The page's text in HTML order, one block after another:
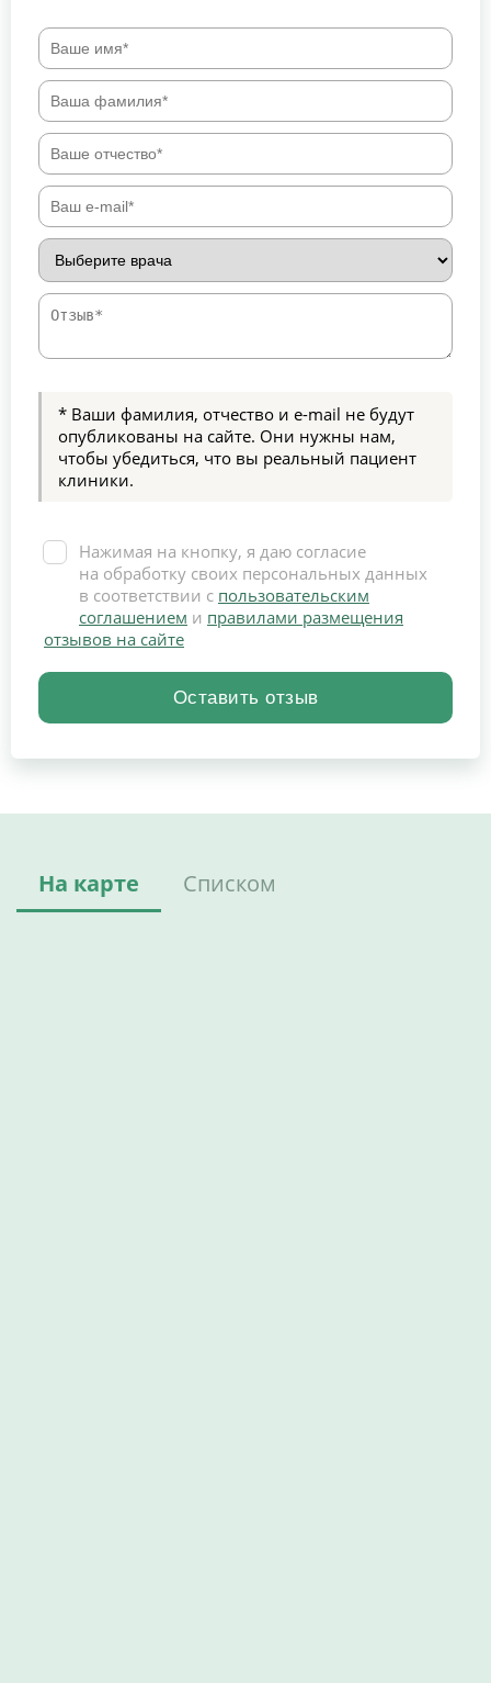
* Ваши фамилия, отчество и e-mail не будут
опубликованы на сайте. Они нужны нам,
чтобы убедиться, что вы реальный пациент
клиники.
Нажимая на кнопку, я даю согласие
на обработку своих персональных данных
в соответствии с пользовательским
соглашением и правилами размещения
отзывов на сайте
На карте Списком